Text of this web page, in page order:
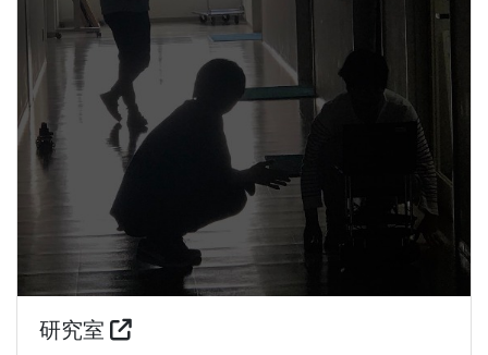
研究室